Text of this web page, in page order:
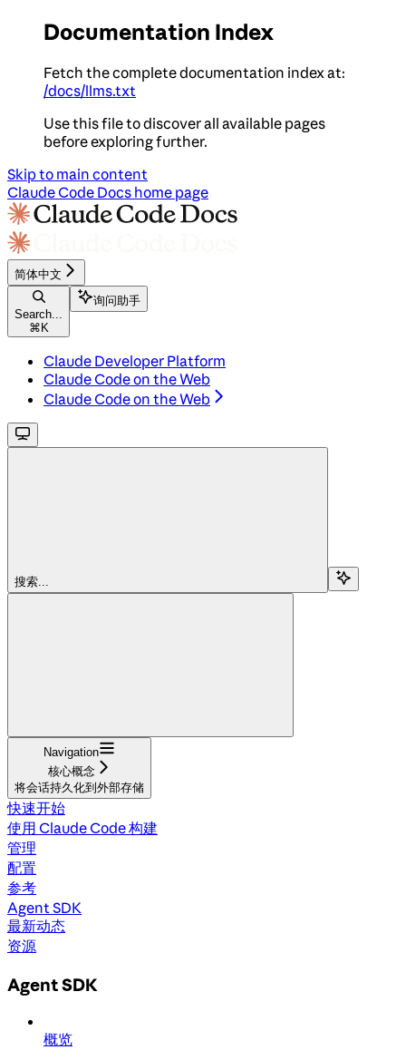
Documentation Index
Fetch the complete documentation index at:
/docs/llms.txt
Use this file to discover all available pages
before exploring further.
Skip to main content
Claude Code Docs home page
简体中文
Search...
⌘ K
询问助手
Claude Developer Platform
Claude Code on the Web
Claude Code on the Web
搜索...
Navigation
核心概念
将会话持久化到外部存储
快速开始
使用 Claude Code 构建
管理
配置
参考
Agent SDK
最新动态
资源
Agent SDK
概览